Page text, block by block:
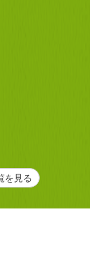
を見る